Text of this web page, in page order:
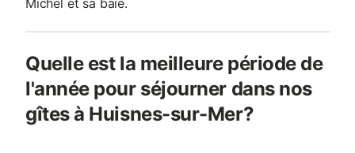
Michel et sa baie.
Quelle est la meilleure période de
l'année pour séjourner dans nos
gîtes à Huisnes-sur-Mer?